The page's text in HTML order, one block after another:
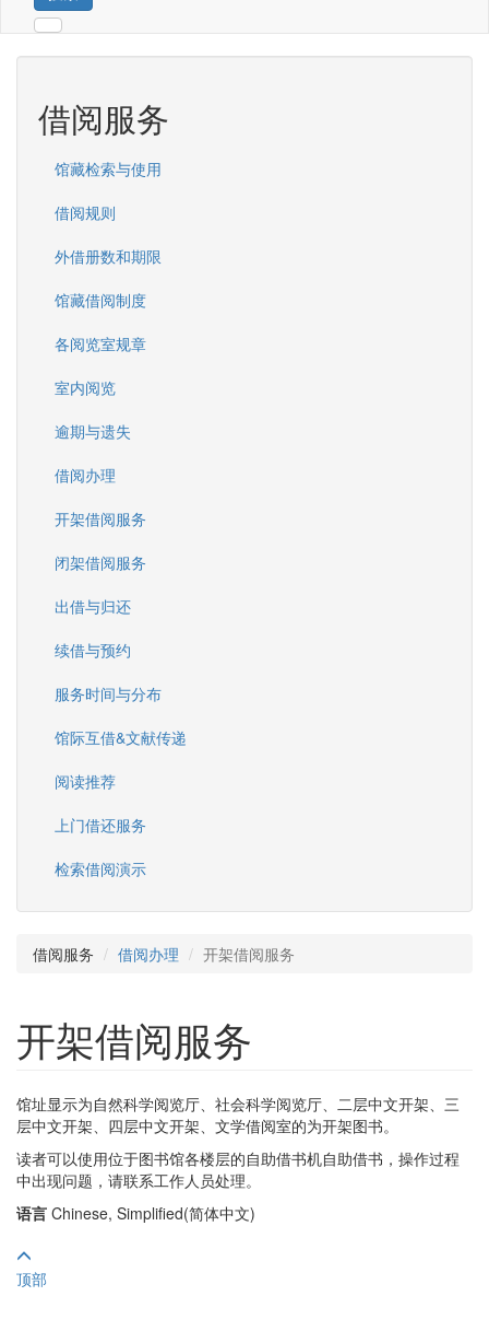
借阅服务
馆藏检索与使用
借阅规则
外借册数和期限
馆藏借阅制度
各阅览室规章
室内阅览
逾期与遗失
借阅办理
开架借阅服务
闭架借阅服务
出借与归还
续借与预约
服务时间与分布
馆际互借&文献传递
阅读推荐
上门借还服务
检索借阅演示
借阅服务 借阅办理 开架借阅服务
开架借阅服务
馆址显示为自然科学阅览厅、社会科学阅览厅、二层中文开架、三
层中文开架、四层中文开架、文学借阅室的为开架图书。
读者可以使用位于图书馆各楼层的自助借书机自助借书，操作过程
中出现问题，请联系工作人员处理。
语言 Chinese, Simplified(简体中文)
顶部